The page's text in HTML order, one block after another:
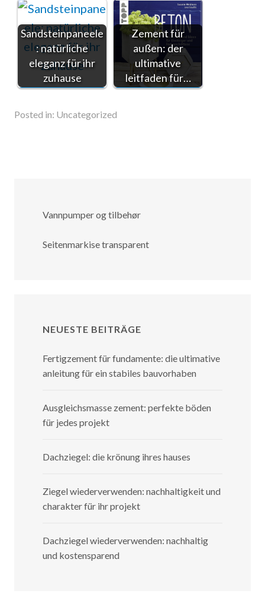
Sandsteinpaneele
: natürliche
eleganz für ihr
zuhause
Zement für
außen: der
ultimative
leitfaden für…
Posted in: Uncategorized
Vannpumper og tilbehør
Seitenmarkise transparent
NEUESTE BEITRÄGE
Fertigzement für fundamente: die ultimative
anleitung für ein stabiles bauvorhaben
Ausgleichsmasse zement: perfekte böden
für jedes projekt
Dachziegel: die krönung ihres hauses
Ziegel wiederverwenden: nachhaltigkeit und
charakter für ihr projekt
Dachziegel wiederverwenden: nachhaltig
und kostensparend